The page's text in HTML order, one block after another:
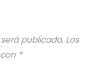
publicada. Los
*